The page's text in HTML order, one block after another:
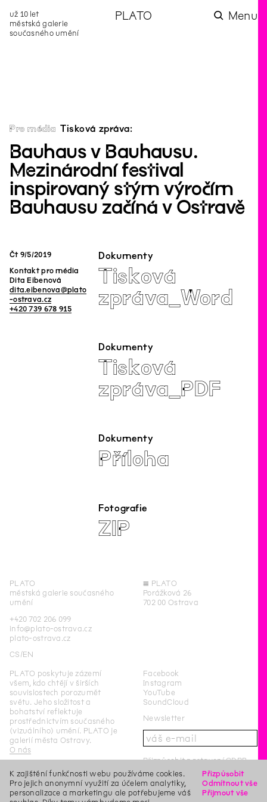
už 10 let
městská galerie
současného umění
PLATO Menu
Pro média Tisková zpráva:
Bauhaus v Bauhausu.
Mezinárodní festival
inspirovaný stým výročím
Bauhausu začíná v Ostravě
Čt 9/5/2019
Kontakt pro média
Dita Eibenová
dita.eibenova@plato
-ostrava.cz
+420 739 678 915
Dokumenty
Tisková
zpráva_Word
Dokumenty
Tisková
zpráva_PDF
Dokumenty
Příloha
Fotografie
ZIP
PLATO
městská galerie současného
umění
+420 702 206 099
info@plato-ostrava.cz
plato-ostrava.cz
CS EN
◊ PLATO
Porážková 26
702 00 Ostrava
PLATO poskytuje zázemí
všem, kdo chtějí v širších
souvislostech porozumět
světu. Jeho složitost a
bohatství reflektuje
prostřednictvím současného
(vizuálního) umění. PLATO je
galerií města Ostravy.
O nás
PLATO Ostrava je
příspěvkovou organizací
statutárního města Ostrava.
Facebook
Instagram
YouTube
SoundCloud
Newsletter
Přizpůsobit nastavení GDPR
K zajištění funkčnosti webu používáme cookies.
Pro jejich anonymní využití za účelem analytiky,
personalizace a marketingu ale potřebujeme váš
Přizpůsobit
Odmítnout vše
Přijmout vše